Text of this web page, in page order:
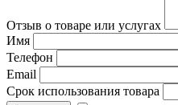
Отзыв о товаре или услугах
Имя
Телефон
Email
Срок использования товара